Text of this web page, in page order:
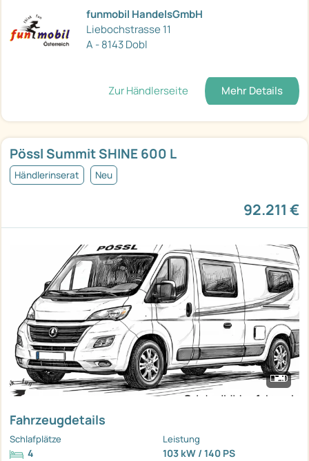
funmobil HandelsGmbH
Liebochstrasse 11
A - 8143 Dobl
Zur Händlerseite Mehr Details
Pössl Summit SHINE 600 L
Händlerinserat Neu
92.211 €
Fahrzeugdetails
Schlafplätze
4
Leistung
103 kW / 140 PS